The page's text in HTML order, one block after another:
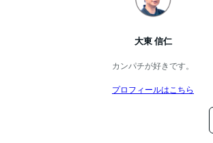
大東 信仁
カンパチが好きです。
プロフィールはこちら